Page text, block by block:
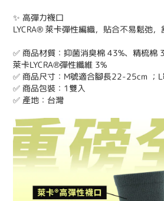
✨ 高彈力襪口
LYCRA® 萊卡彈性編織，貼合不易鬆弛，
✅ 商品材質：抑菌消臭棉 43%、精梳棉
萊卡LYCRA®彈性纖維 3%
✅ 商品尺寸：M號適合腳長22-25cm ；
✅ 商品包裝：1雙入
✅ 產地：台灣